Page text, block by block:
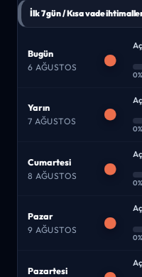
İlk 7 gün / Kısa vade
Bugün
6 AĞUSTOS
0%
Yarın
7 AĞUSTOS
0%
Cumartesi
8 AĞUSTOS
0%
Pazar
9 AĞUSTOS
0%
Pazartesi